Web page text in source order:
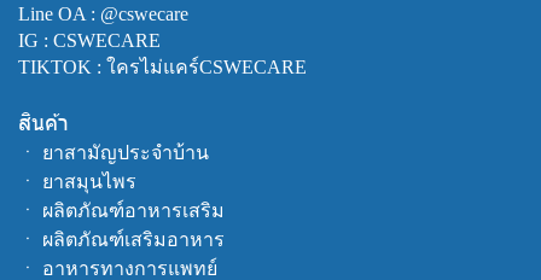
Line OA : @cswecare
IG : CSWECARE
TIKTOK : ใครไม่แคร์CSWECARE
สินค้า
ㆍ ยาสามัญประจำบ้าน
ㆍ ยาสมุนไพร
ㆍ ผลิตภัณฑ์อาหารเสริม
ㆍ ผลิตภัณฑ์เสริมอาหาร
ㆍ อาหารทางการแพทย์